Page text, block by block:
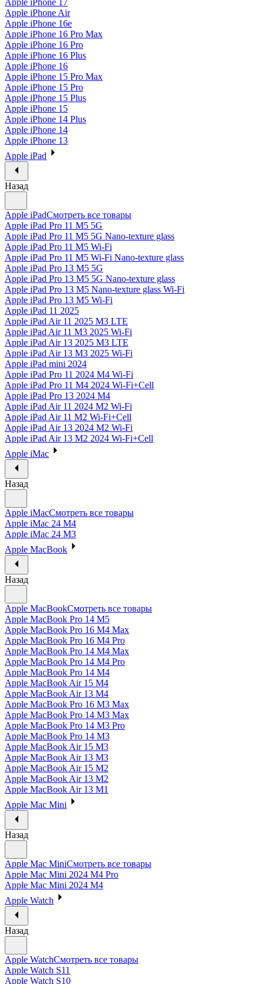
Apple iPhone 17
Apple iPhone Air
Apple iPhone 16e
Apple iPhone 16 Pro Max
Apple iPhone 16 Pro
Apple iPhone 16 Plus
Apple iPhone 16
Apple iPhone 15 Pro Max
Apple iPhone 15 Pro
Apple iPhone 15 Plus
Apple iPhone 15
Apple iPhone 14 Plus
Apple iPhone 14
Apple iPhone 13
Apple iPad
Назад
Apple iPadСмотреть все товары
Apple iPad Pro 11 M5 5G
Apple iPad Pro 11 M5 5G Nano-texture glass
Apple iPad Pro 11 M5 Wi-Fi
Apple iPad Pro 11 M5 Wi-Fi Nano-texture glass
Apple iPad Pro 13 M5 5G
Apple iPad Pro 13 M5 5G Nano-texture glass
Apple iPad Pro 13 M5 Nano-texture glass Wi-Fi
Apple iPad Pro 13 M5 Wi-Fi
Apple iPad 11 2025
Apple iPad Air 11 2025 M3 LTE
Apple iPad Air 11 M3 2025 Wi-Fi
Apple iPad Air 13 2025 M3 LTE
Apple iPad Air 13 M3 2025 Wi-Fi
Apple iPad mini 2024
Apple iPad Pro 11 2024 M4 Wi-Fi
Apple iPad Pro 11 M4 2024 Wi-Fi+Cell
Apple iPad Pro 13 2024 M4
Apple iPad Air 11 2024 M2 Wi-Fi
Apple iPad Air 11 M2 Wi-Fi+Cell
Apple iPad Air 13 2024 M2 Wi-Fi
Apple iPad Air 13 M2 2024 Wi-Fi+Cell
Apple iMac
Назад
Apple iMacСмотреть все товары
Apple iMac 24 M4
Apple iMac 24 M3
Apple MacBook
Назад
Apple MacBookСмотреть все товары
Apple MacBook Pro 14 M5
Apple MacBook Pro 16 M4 Max
Apple MacBook Pro 16 M4 Pro
Apple MacBook Pro 14 M4 Max
Apple MacBook Pro 14 M4 Pro
Apple MacBook Pro 14 M4
Apple MacBook Air 15 M4
Apple MacBook Air 13 M4
Apple MacBook Pro 16 M3 Max
Apple MacBook Pro 14 M3 Max
Apple MacBook Pro 14 M3 Pro
Apple MacBook Pro 14 M3
Apple MacBook Air 15 M3
Apple MacBook Air 13 M3
Apple MacBook Air 15 M2
Apple MacBook Air 13 M2
Apple MacBook Air 13 M1
Apple Mac Mini
Назад
Apple Mac MiniСмотреть все товары
Apple Mac Mini 2024 M4 Pro
Apple Mac Mini 2024 M4
Apple Watch
Назад
Apple WatchСмотреть все товары
Apple Watch S11
Apple Watch S10